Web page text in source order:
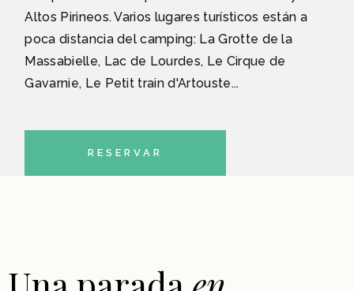
Altos Pirineos. Varios lugares turísticos están a
poca distancia del camping: La Grotte de la
Massabielle, Lac de Lourdes, Le Cirque de
Gavarnie, Le Petit train d'Artouste...
RESERVAR